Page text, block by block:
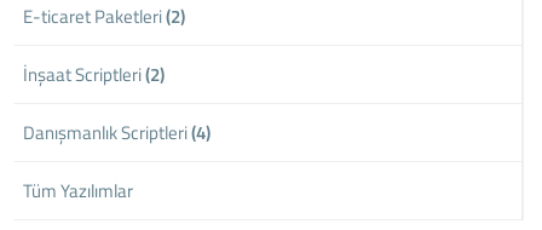
E-ticaret Paketleri(2)
İnşaat Scriptleri(2)
Danışmanlık Scriptleri(4)
Tüm Yazılımlar